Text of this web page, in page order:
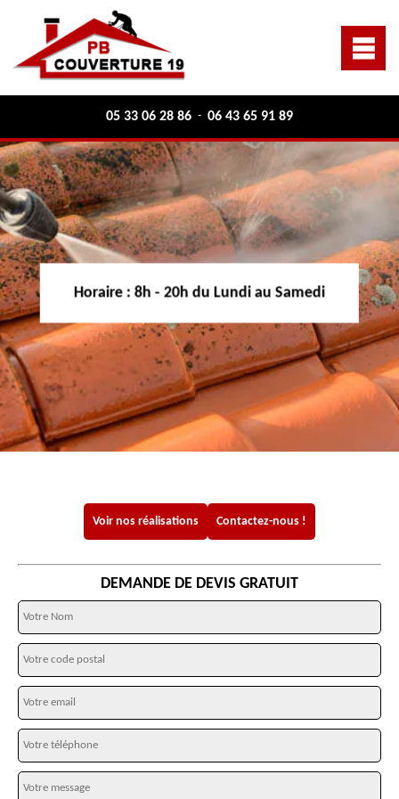
05 33 06 28 86 - 06 43 65 91 89
Horaire : 8h - 20h du Lundi au Samedi
Voir nos réalisations Contactez-nous !
DEMANDE DE DEVIS GRATUIT